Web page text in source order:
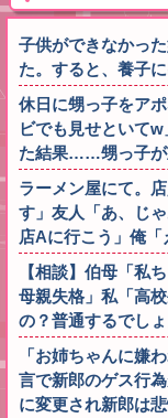
子供ができなかっ
た。すると、養子
休日に甥っ子をア
ビでも見せといて
た結果……甥っ子が
ラーメン屋にて。
す」友人「あ、じ
店Aに行こう」俺
【相談】伯母「私
母親失格」私「高
の？普通するでし
「お姉ちゃんに嫌
言で新郎のゲス行
に変更され新郎は